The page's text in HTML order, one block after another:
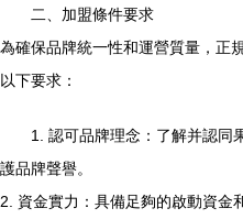
二、加盟條件要求
為確保品牌統一性和運營質量，正
以下要求：
1. 認可品牌理念：了解并認同
護品牌聲譽。
2. 資金實力：具備足夠的啟動資金